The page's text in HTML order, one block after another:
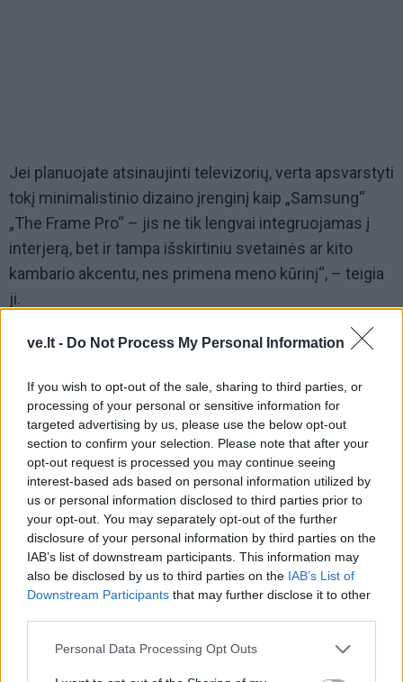
ve.lt - Do Not Process My Personal Information
If you wish to opt-out of the sale, sharing to third parties, or
processing of your personal or sensitive information for
targeted advertising by us, please use the below opt-out
section to confirm your selection. Please note that after your
opt-out request is processed you may continue seeing
interest-based ads based on personal information utilized by
us or personal information disclosed to third parties prior to
your opt-out. You may separately opt-out of the further
disclosure of your personal information by third parties on the
IAB’s list of downstream participants. This information may
also be disclosed by us to third parties on the IAB’s List of
Downstream Participants that may further disclose it to other
Personal Data Processing Opt Outs
Jei planuojate atsinaujinti televizorių, verta apsvarstyti
tokį minimalistinio dizaino įrenginį kaip „Samsung“
„The Frame Pro“ – jis ne tik lengvai integruojamas į
interjerą, bet ir tampa išskirtiniu svetainės ar kito
kambario akcentu, nes primena meno kūrinį“, – teigia
ji.
Dėl elegantiškų, keičiamų rėmelių ir subtilaus dizaino
todėl lengvai įsilieja į įvairius būsto kambarius.
Pagrindinis šio įrenginio išskirtinumas – meno kūrinių
rodymas skaitmenine forma, kuriuos galima įsigyti
platformoje, kurioje siūloma daugiau nei 800
garsiausių pasaulinio lygio autorių darbų.